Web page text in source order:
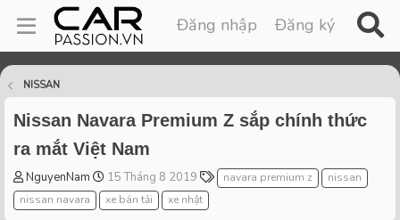
Đăng nhập Đăng ký
NISSAN
Nissan Navara Premium Z sắp chính thức
ra mắt Việt Nam
T
h
r
NguyenNam
S
t
a
15 Tháng 8 2019
T
a
navara premium z
nissan
nissan navara
xe bán tải xe nhật